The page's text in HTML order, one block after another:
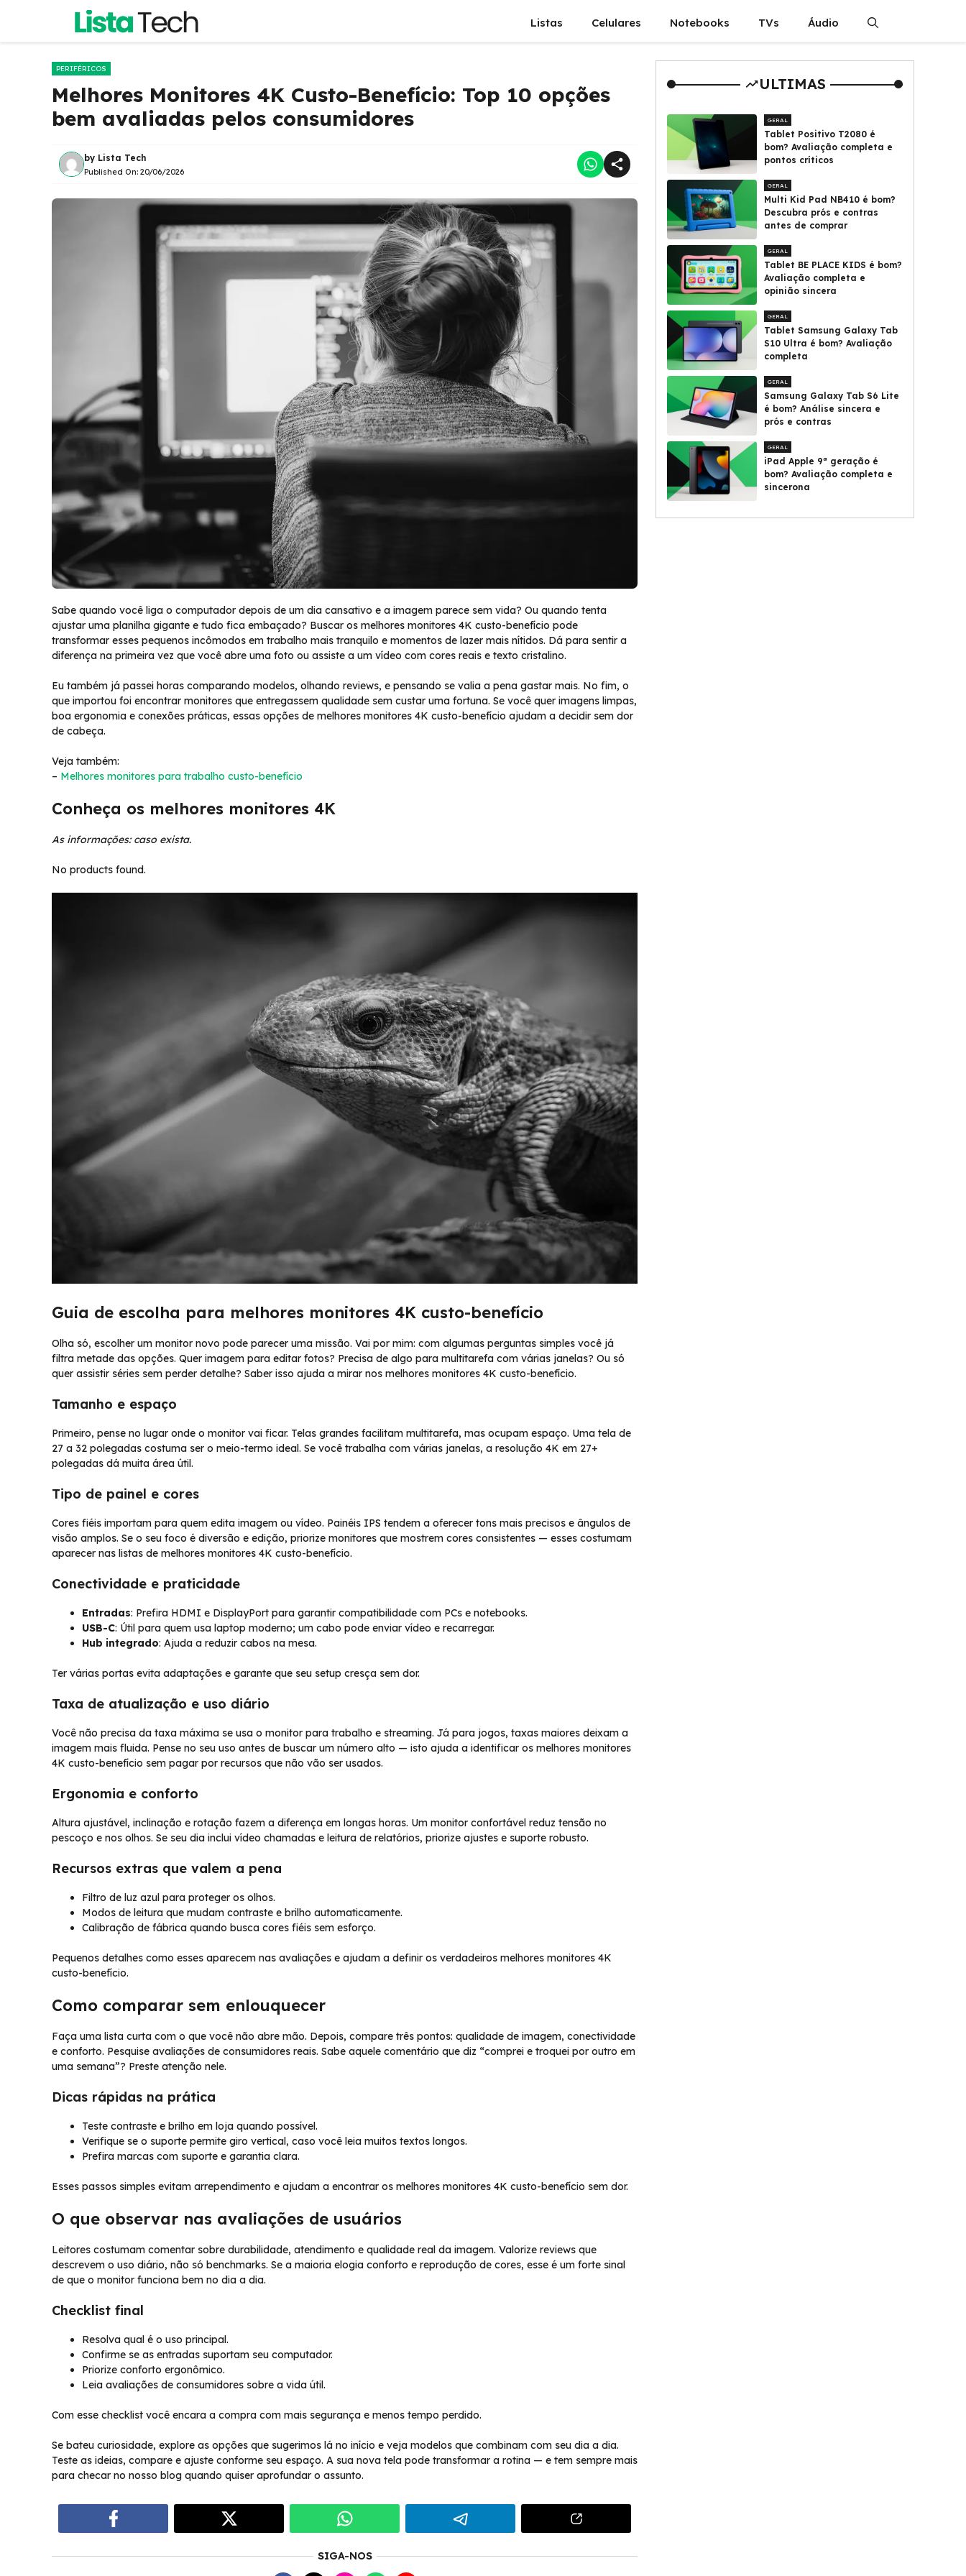
o
Listas Celulares Notebooks TVs Áudio
PERIFÉRICOS
Melhores Monitores 4K Custo-Benefício: Top 10 opções
bem avaliadas pelos consumidores
by Lista Tech
Published On: 20/06/2026
Sabe quando você liga o computador depois de um dia cansativo e a imagem parece sem vida? Ou quando tenta
ajustar uma planilha gigante e tudo fica embaçado? Buscar os melhores monitores 4K custo-benefício pode
transformar esses pequenos incômodos em trabalho mais tranquilo e momentos de lazer mais nítidos. Dá para sentir a
diferença na primeira vez que você abre uma foto ou assiste a um vídeo com cores reais e texto cristalino.
Eu também já passei horas comparando modelos, olhando reviews, e pensando se valia a pena gastar mais. No fim, o
que importou foi encontrar monitores que entregassem qualidade sem custar uma fortuna. Se você quer imagens limpas,
boa ergonomia e conexões práticas, essas opções de melhores monitores 4K custo-benefício ajudam a decidir sem dor
de cabeça.
Veja também:
– Melhores monitores para trabalho custo-benefício
Conheça os melhores monitores 4K
As informações: caso exista.
No products found.
Guia de escolha para melhores monitores 4K custo-benefício
Olha só, escolher um monitor novo pode parecer uma missão. Vai por mim: com algumas perguntas simples você já
filtra metade das opções. Quer imagem para editar fotos? Precisa de algo para multitarefa com várias janelas? Ou só
quer assistir séries sem perder detalhe? Saber isso ajuda a mirar nos melhores monitores 4K custo-benefício.
Tamanho e espaço
Primeiro, pense no lugar onde o monitor vai ficar. Telas grandes facilitam multitarefa, mas ocupam espaço. Uma tela de
27 a 32 polegadas costuma ser o meio-termo ideal. Se você trabalha com várias janelas, a resolução 4K em 27+
polegadas dá muita área útil.
Tipo de painel e cores
Cores fiéis importam para quem edita imagem ou vídeo. Painéis IPS tendem a oferecer tons mais precisos e ângulos de
visão amplos. Se o seu foco é diversão e edição, priorize monitores que mostrem cores consistentes — esses costumam
aparecer nas listas de melhores monitores 4K custo-benefício.
Conectividade e praticidade
Entradas: Prefira HDMI e DisplayPort para garantir compatibilidade com PCs e notebooks.
USB-C: Útil para quem usa laptop moderno; um cabo pode enviar vídeo e recarregar.
Hub integrado: Ajuda a reduzir cabos na mesa.
Ter várias portas evita adaptações e garante que seu setup cresça sem dor.
Taxa de atualização e uso diário
Você não precisa da taxa máxima se usa o monitor para trabalho e streaming. Já para jogos, taxas maiores deixam a
imagem mais fluida. Pense no seu uso antes de buscar um número alto — isto ajuda a identificar os melhores monitores
4K custo-benefício sem pagar por recursos que não vão ser usados.
Ergonomia e conforto
Altura ajustável, inclinação e rotação fazem a diferença em longas horas. Um monitor confortável reduz tensão no
pescoço e nos olhos. Se seu dia inclui vídeo chamadas e leitura de relatórios, priorize ajustes e suporte robusto.
Recursos extras que valem a pena
Filtro de luz azul para proteger os olhos.
Modos de leitura que mudam contraste e brilho automaticamente.
Calibração de fábrica quando busca cores fiéis sem esforço.
Pequenos detalhes como esses aparecem nas avaliações e ajudam a definir os verdadeiros melhores monitores 4K
custo-benefício.
Como comparar sem enlouquecer
Faça uma lista curta com o que você não abre mão. Depois, compare três pontos: qualidade de imagem, conectividade
e conforto. Pesquise avaliações de consumidores reais. Sabe aquele comentário que diz “comprei e troquei por outro em
uma semana”? Preste atenção nele.
Dicas rápidas na prática
Teste contraste e brilho em loja quando possível.
Verifique se o suporte permite giro vertical, caso você leia muitos textos longos.
Prefira marcas com suporte e garantia clara.
Esses passos simples evitam arrependimento e ajudam a encontrar os melhores monitores 4K custo-benefício sem dor.
O que observar nas avaliações de usuários
Leitores costumam comentar sobre durabilidade, atendimento e qualidade real da imagem. Valorize reviews que
descrevem o uso diário, não só benchmarks. Se a maioria elogia conforto e reprodução de cores, esse é um forte sinal
de que o monitor funciona bem no dia a dia.
Checklist final
Resolva qual é o uso principal.
Confirme se as entradas suportam seu computador.
Priorize conforto ergonômico.
Leia avaliações de consumidores sobre a vida útil.
Com esse checklist você encara a compra com mais segurança e menos tempo perdido.
Se bateu curiosidade, explore as opções que sugerimos lá no início e veja modelos que combinam com seu dia a dia.
Teste as ideias, compare e ajuste conforme seu espaço. A sua nova tela pode transformar a rotina — e tem sempre mais
para checar no nosso blog quando quiser aprofundar o assunto.
SIGA-NOS
ULTIMAS
GERAL
Tablet Positivo T2080 é
bom? Avaliação completa e
pontos críticos
GERAL
Multi Kid Pad NB410 é bom?
Descubra prós e contras
antes de comprar
GERAL
Tablet BE PLACE KIDS é bom?
Avaliação completa e
opinião sincera
GERAL
Tablet Samsung Galaxy Tab
S10 Ultra é bom? Avaliação
completa
GERAL
Samsung Galaxy Tab S6 Lite
é bom? Análise sincera e
prós e contras
GERAL
iPad Apple 9ª geração é
bom? Avaliação completa e
sincerona